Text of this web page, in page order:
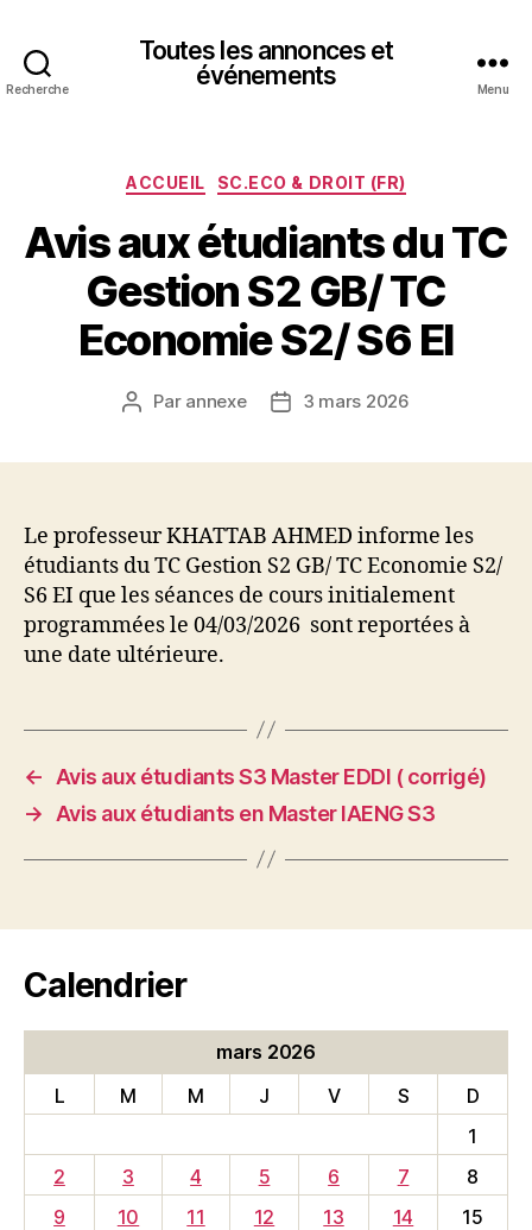
Recherche
Toutes les annonces et
événements
Menu
Catégories
ACCUEIL SC.ECO & DROIT (FR)
Avis aux étudiants du TC
Gestion S2 GB/ TC
Economie S2/ S6 EI
Auteur
Par annexe
Date3 mars 2026
Le professeur KHATTAB AHMED informe les
étudiants du TC Gestion S2 GB/ TC Economie S2/
S6 EI que les séances de cours initialement
programmées le 04/03/2026 sont reportées à
une date ultérieure.
←
Avis aux étudiants S3 Master EDDI ( corrigé)
→
Avis aux étudiants en Master IAENG S3
Calendrier
mars 2026
L
M M J V S
D
1
2
3 4 5 6 7
8
9
10 11 12 13 14
15